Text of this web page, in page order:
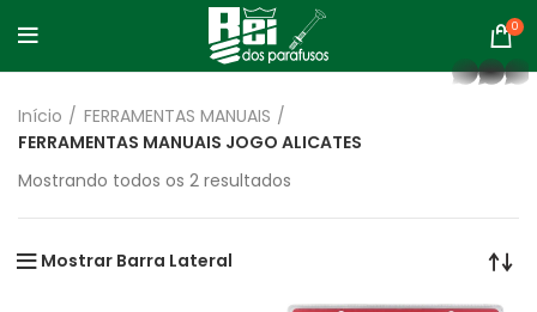
0
Início
FERRAMENTAS MANUAIS
FERRAMENTAS MANUAIS JOGO ALICATES
Mostrando todos os 2 resultados
Mostrar Barra Lateral
whatsapp